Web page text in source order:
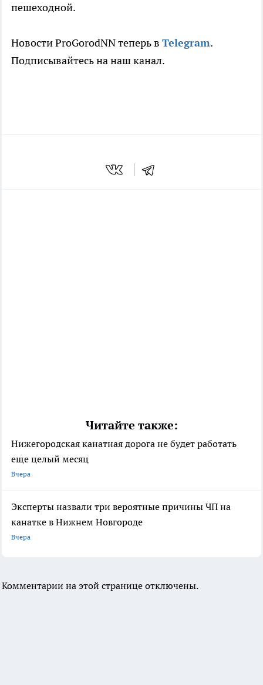
пешеходной.
Новости ProGorodNN теперь в Telegram.
Подписывайтесь на наш канал.
Читайте также:
Нижегородская канатная дорога не будет работать
еще целый месяц
Вчера
Эксперты назвали три вероятные причины ЧП на
канатке в Нижнем Новгороде
Вчера
Комментарии на этой странице отключены.